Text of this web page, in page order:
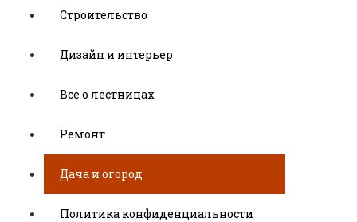
Строительство
Дизайн и интерьер
Все о лестницах
Ремонт
Дача и огород
Политика конфиденциальности